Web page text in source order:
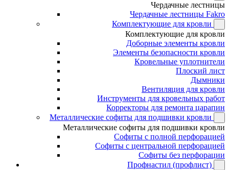
Чердачные лестницы
Чердачные лестницы Fakro
Комплектующие для кровли
Комплектующие для кровли
Доборные элементы кровли
Элементы безопасности кровли
Кровельные уплотнители
Плоский лист
Дымники
Вентиляция для кровли
Инструменты для кровельных работ
Корректоры для ремонта царапин
Металлические софиты для подшивки кровли
Металлические софиты для подшивки кровли
Софиты с полной перфорацией
Софиты с центральной перфорацией
Софиты без перфорации
Профнастил (профлист)